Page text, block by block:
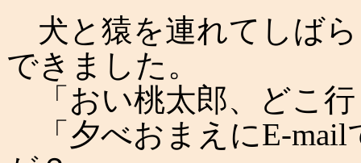
犬と猿を連れてしば
できました。
「おい桃太郎、どこ
「夕べおまえにE-mail